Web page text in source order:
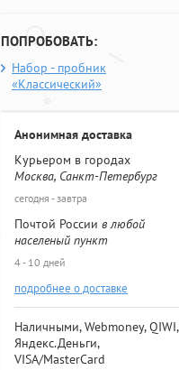
ПОПРОБОВАТЬ:
Набор - пробник
«Классический»
Анонимная доставка
Курьером в городах
Москва, Санкт-Петербург
сегодня - завтра
Почтой России в любой
населеный пункт
4 - 10 дней
подробнее о доставке
Наличными, Webmoney, QIWI,
Яндекс.Деньги,
VISA/MasterCard